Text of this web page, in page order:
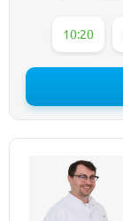
10:20